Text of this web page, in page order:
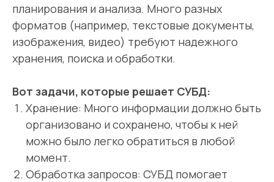
планирования и анализа. Много разных
форматов (например, текстовые документы,
изображения, видео) требуют надежного
хранения, поиска и обработки.
Вот задачи, которые решает СУБД:
Хранение: Много информации должно быть
организовано и сохранено, чтобы к ней
можно было легко обратиться в любой
момент.
Обработка запросов: СУБД помогает